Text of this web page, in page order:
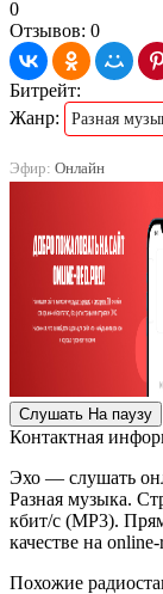
0
Отзывов: 0
Битрейт:
Жанр:
Разная
Эфир: Онлайн
Слушать На паузу
Контактная
Эхо — слушать
Разная музыка.
кбит/с (MP3).
качестве на
Похожие